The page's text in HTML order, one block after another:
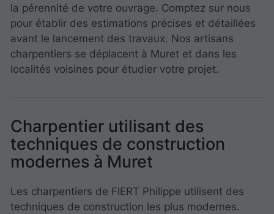
la pérennité de votre ouvrage. Comptez sur nous
pour établir des estimations précises et détaillées
avant le lancement des travaux. Nos artisans
charpentiers se déplacent à Muret et dans les
localités voisines pour étudier votre projet.
Charpentier utilisant des
techniques de construction
modernes à Muret
Les charpentiers de FIERT Philippe utilisent des
techniques de construction les plus modernes.